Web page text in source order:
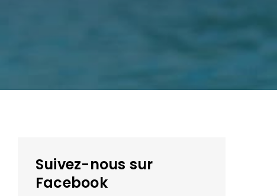
Suivez-nous sur
Facebook